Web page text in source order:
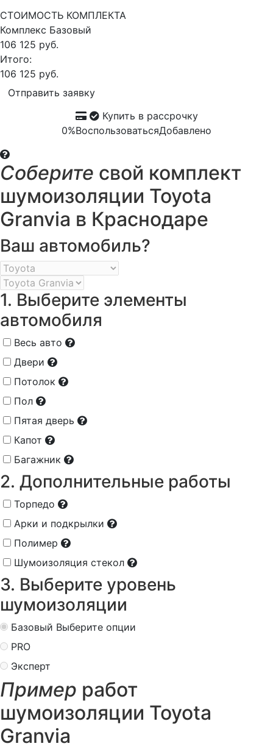
СТОИМОСТЬ КОМПЛЕКТА
Комплекс Базовый
106 125 руб.
Итого:
106 125 руб.
Отправить заявку
Купить в рассрочку
0%ВоспользоватьсяДобавлено
Соберите свой комплект
шумоизоляции Toyota
Granvia в Краснодаре
Ваш автомобиль?
1. Выберите элементы
автомобиля
Весь авто
Двери
Потолок
Пол
Пятая дверь
Капот
Багажник
2. Дополнительные работы
Торпедо
Арки и подкрылки
Полимер
Шумоизоляция стекол
3. Выберите уровень
шумоизоляции
Базовый Выберите опции
PRO
Эксперт
Пример работ
шумоизоляции Toyota
Granvia